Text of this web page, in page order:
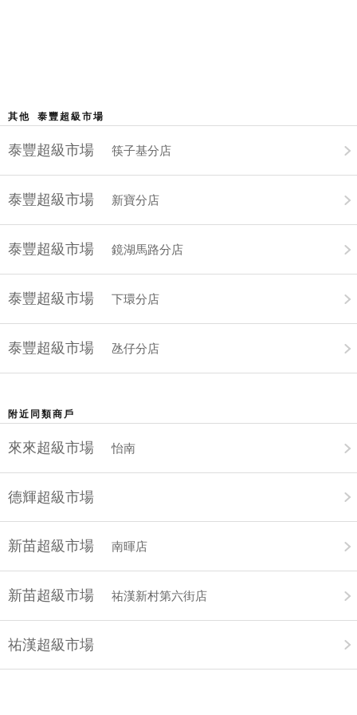
其他 泰豐超級市場
泰豐超級市場 筷子基分店
泰豐超級市場 新寶分店
泰豐超級市場 鏡湖馬路分店
泰豐超級市場 下環分店
泰豐超級市場 氹仔分店
附近同類商戶
來來超級市場怡南
德輝超級市場
新苗超級市場 南暉店
新苗超級市場 祐漢新村第六街店
祐漢超級市場